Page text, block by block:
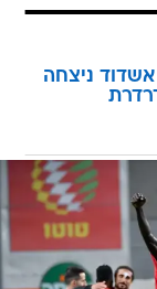
אשדוד ניצחה